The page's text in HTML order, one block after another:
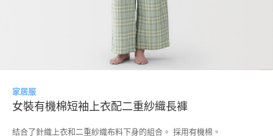
家居服
女裝有機棉短袖上衣配二重紗織長褲
結合了針織上衣和二重紗織布料下身的組合。 採用有機棉。